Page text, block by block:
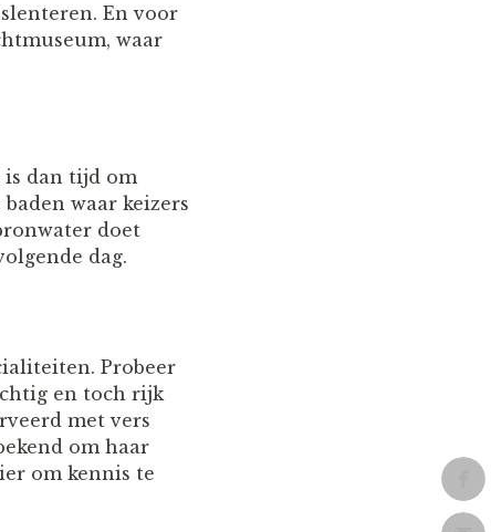
En voor
waar
is dan tijd om
waar keizers
doet
dag.
Probeer
en toch rijk
met vers
om haar
om kennis te